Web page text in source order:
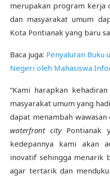
merupakan program kerja
dan masyarakat umum
Kota Pontianak yang baru
Baca juga: Penyaluran Buku
Negeri oleh Mahasiswa
“Kami harapkan
masyarakat umum yang
dapat menambah
waterfront cityPontianak
kedepannya kami akan
inovatif sehingga menarik
agar tertarik dan